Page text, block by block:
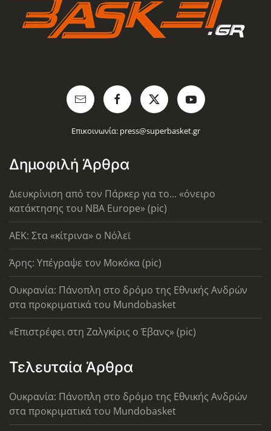
Επικοινωνία: press@superbasket.gr
Δημοφιλή Άρθρα
Διευκρίνιση από τον Πάρκερ για το... «όνειρο
κατάκτησης του ΝΒΑ Europe» (pic)
AEK: Στα «κίτρινα» ο Νόλεϊ
Άρης: Υπέγραψε τον Μοκόκα (pic)
Ουκρανία: Πάνοπλη στο δρόμο της Εθνικής Ανδρών
στα προκριματικά του Mundobasket
«Επιστρέφει στη Ζαλγκίρις ο Έβανς» (pic)
Τελευταία Άρθρα
Ουκρανία: Πάνοπλη στο δρόμο της Εθνικής Ανδρών
στα προκριματικά του Mundobasket